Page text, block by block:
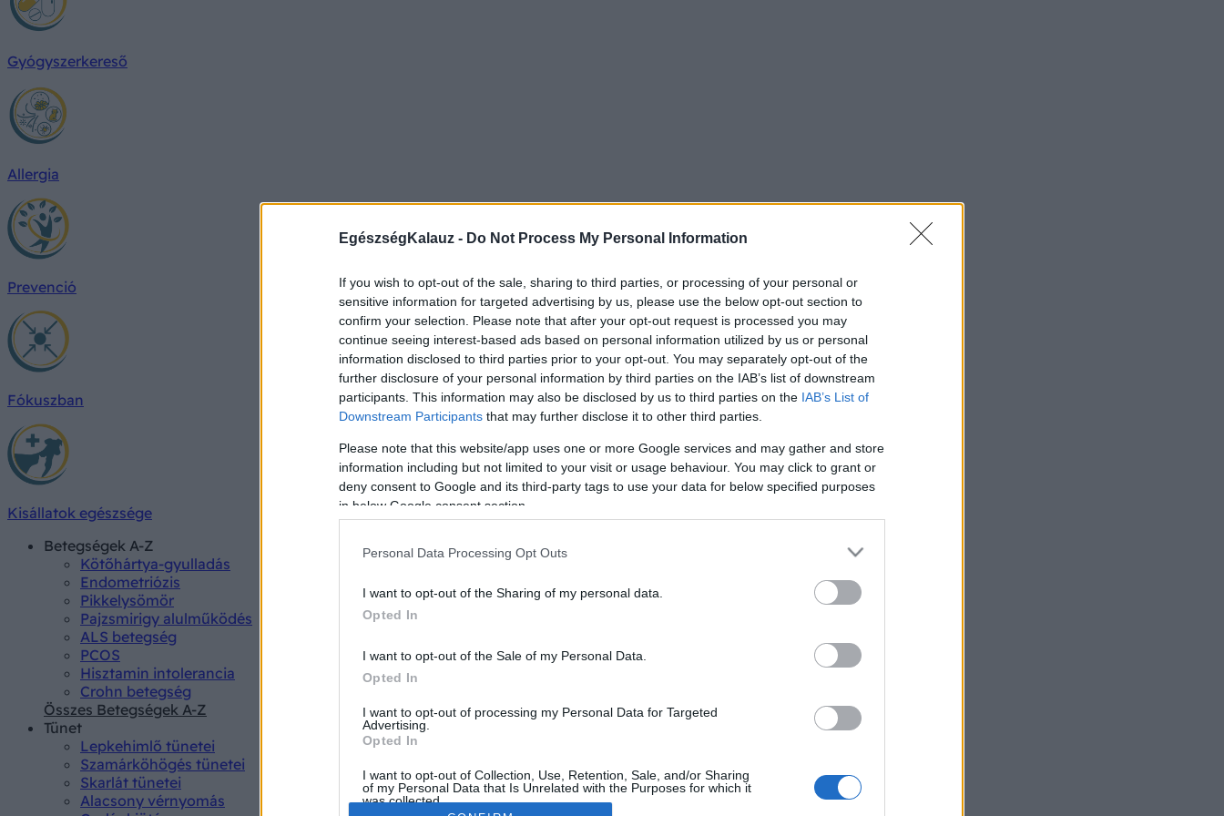
EgészségKalauz - Do Not Process My Personal Information
If you wish to opt-out of the sale, sharing to third parties, or processing of your personal or
sensitive information for targeted advertising by us, please use the below opt-out section to
confirm your selection. Please note that after your opt-out request is processed you may
continue seeing interest-based ads based on personal information utilized by us or personal
information disclosed to third parties prior to your opt-out. You may separately opt-out of the
further disclosure of your personal information by third parties on the IAB’s list of downstream
participants. This information may also be disclosed by us to third parties on the IAB’s List of
Downstream Participants that may further disclose it to other third parties.
Please note that this website/app uses one or more Google services and may gather and store
information including but not limited to your visit or usage behaviour. You may click to grant or
deny consent to Google and its third-party tags to use your data for below specified purposes
in below Google consent section.
Personal Data Processing Opt Outs
I want to opt-out of the Sharing of my personal data.
Opted In
I want to opt-out of the Sale of my Personal Data.
Opted In
I want to opt-out of processing my Personal Data for Targeted
Advertising.
Opted In
I want to opt-out of Collection, Use, Retention, Sale, and/or Sharing
of my Personal Data that Is Unrelated with the Purposes for which it
was collected.
Gyógyszerkereső
Allergia
Prevenció
Fókuszban
Kisállatok egészsége
Betegségek A-Z
Kötőhártya-gyulladás
Endometriózis
Pikkelysömör
Pajzsmirigy alulműködés
ALS betegség
PCOS
Hisztamin intolerancia
Crohn betegség
Összes Betegségek A-Z
Tünet
Lepkehimlő tünetei
Szamárköhögés tünetei
Skarlát tünetei
Alacsony vérnyomás